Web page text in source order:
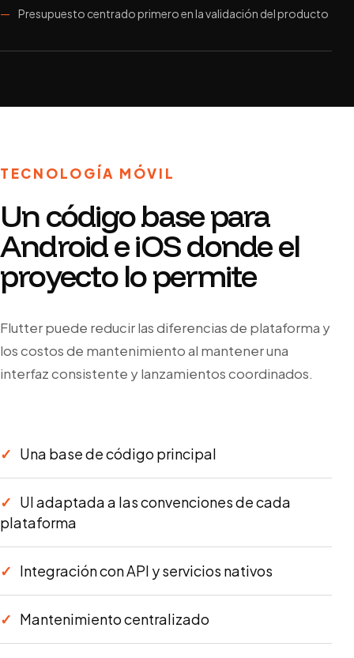
Presupuesto centrado primero en la validación del producto
TECNOLOGÍA MÓVIL
Un código base para
Android e iOS donde el
proyecto lo permite
Flutter puede reducir las diferencias de plataforma y
los costos de mantenimiento al mantener una
interfaz consistente y lanzamientos coordinados.
Una base de código principal
UI adaptada a las convenciones de cada
plataforma
Integración con API y servicios nativos
Mantenimiento centralizado